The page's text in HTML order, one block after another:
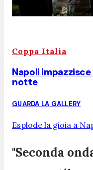
Coppa Italia
Napoli
notte
GUARDA LA GALLERY
Esplode la gioia a
"Seconda